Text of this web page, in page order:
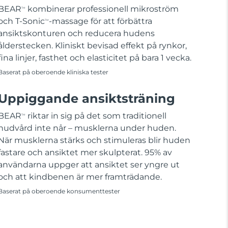
TM
kombinerar professionell mikroström
T-SonicTM -massage för att förbättra
och reducera hudens
Kliniskt bevisad effekt på rynkor,
linjer, fasthet och elasticitet på bara 1 vecka.
på oberoende kliniska tester
ansiktsträning
TM
riktar in sig på det som traditionell
inte når – musklerna under huden.
musklerna stärks och stimuleras blir huden
och ansiktet mer skulpterat. 95% av
uppger att ansiktet ser yngre ut
att kindbenen är mer framträdande.
på oberoende konsumenttester